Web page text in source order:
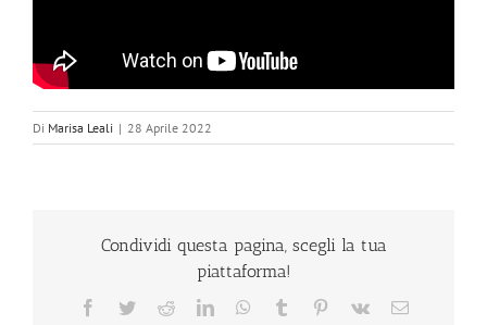
Di Marisa Leali | 28 Aprile 2022
Condividi questa pagina, scegli la tua
piattaforma!
Facebook
TwitterRedditLinkedInWhatsApp
Tumblr Pinterest
Vk Email